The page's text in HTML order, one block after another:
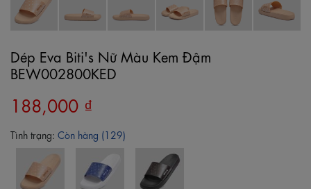
Dép Eva Biti's Nữ Màu Kem Đậm
BEW002800KED
188,000 ₫
Tình trạng: Còn hàng (129)